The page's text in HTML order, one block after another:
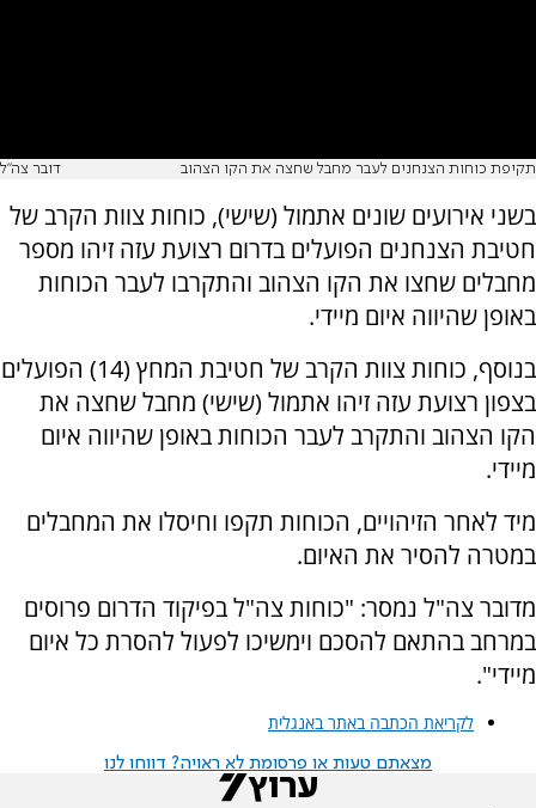
תקיפת כוחות הצנחנים לעבר מחבל שחצה את הקו הצהוב דובר צה"ל
בשני אירועים שונים אתמול (שישי), כוחות צוות הקרב של
חטיבת הצנחנים הפועלים בדרום רצועת עזה זיהו מספר
מחבלים שחצו את הקו הצהוב והתקרבו לעבר הכוחות
באופן שהיווה איום מיידי.
בנוסף, כוחות צוות הקרב של חטיבת המחץ (14) הפועלים
בצפון רצועת עזה זיהו אתמול (שישי) מחבל שחצה את
הקו הצהוב והתקרב לעבר הכוחות באופן שהיווה איום
מיידי.
מיד לאחר הזיהויים, הכוחות תקפו וחיסלו את המחבלים
במטרה להסיר את האיום.
מדובר צה"ל נמסר: "כוחות צה"ל בפיקוד הדרום פרוסים
במרחב בהתאם להסכם וימשיכו לפעול להסרת כל איום
מיידי".
לקריאת הכתבה באתר באנגלית
מצאתם טעות או פרסומת לא ראויה? דווחו לנו